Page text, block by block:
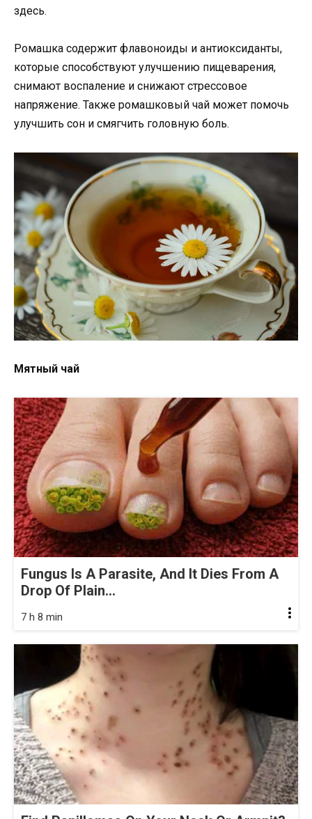
здесь.
Ромашка содержит флавоноиды и антиоксиданты,
которые способствуют улучшению пищеварения,
снимают воспаление и снижают стрессовое
напряжение. Также ромашковый чай может помочь
улучшить сон и смягчить головную боль.
Мятный чай
Fungus Is A Parasite, And It Dies From A
Drop Of Plain...
7 h 8 min